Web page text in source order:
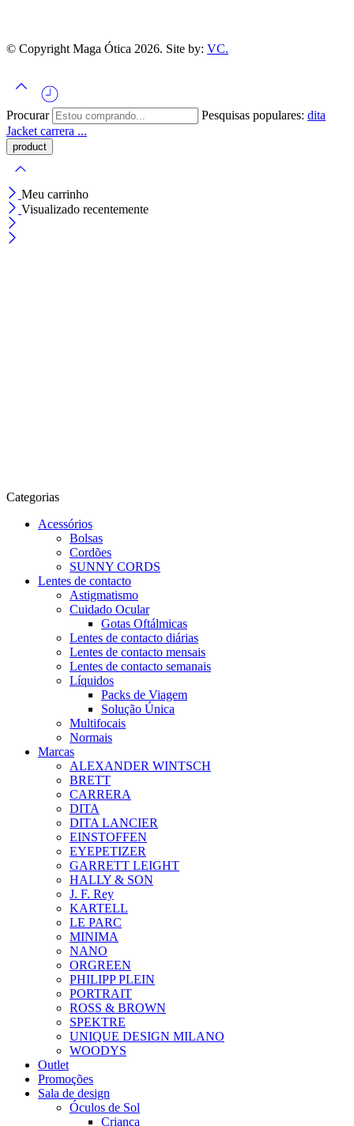
© Copyright Maga Ótica 2026. Site by: VC.
Procurar Pesquisas populares: dita
Jacket carrera ...
Meu carrinho
Visualizado recentemente
Categorias
Acessórios
Bolsas
Cordões
SUNNY CORDS
Lentes de contacto
Astigmatismo
Cuidado Ocular
Gotas Oftálmicas
Lentes de contacto diárias
Lentes de contacto mensais
Lentes de contacto semanais
Líquidos
Packs de Viagem
Solução Única
Multifocais
Normais
Marcas
ALEXANDER WINTSCH
BRETT
CARRERA
DITA
DITA LANCIER
EINSTOFFEN
EYEPETIZER
GARRETT LEIGHT
HALLY & SON
J. F. Rey
KARTELL
LE PARC
MINIMA
NANO
ORGREEN
PHILIPP PLEIN
PORTRAIT
ROSS & BROWN
SPEKTRE
UNIQUE DESIGN MILANO
WOODYS
Outlet
Promoções
Sala de design
Óculos de Sol
Criança